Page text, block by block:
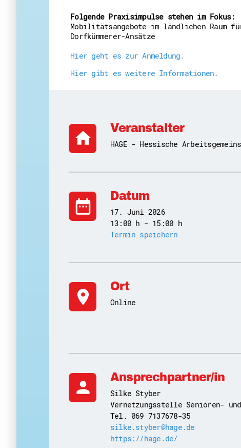
Folgende Praxisimpulse stehen im Fokus:
Mobilitätsangebote im ländlichen Raum
Dorfkümmerer-Ansätze
Hier geht es zur Anmeldung.
Hier gibt es weitere Informationen.
home
Veranstalter
HAGE - Hessische
date_range
Datum
17. Juni 2026
13:00 h - 15:00 h
Termin speichern
location_on
Ort
Online
person
Ansprechpartner/in
Silke Styber
Vernetzungsstelle Senioren-
Tel. 069 7137678-35
silke.styber@hage.de
https://hage.de/